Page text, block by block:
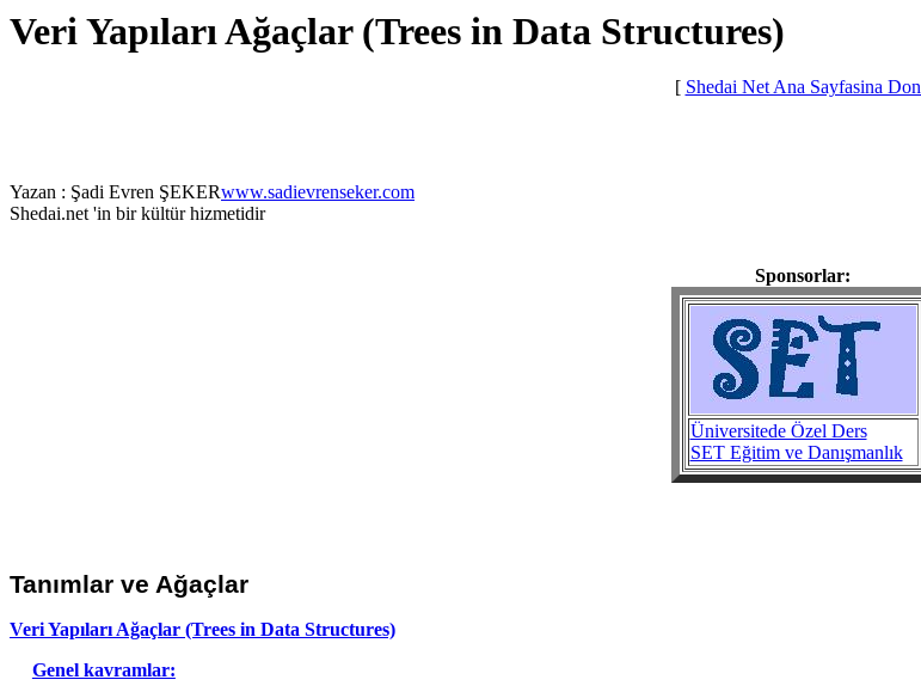
Veri Yapıları Ağaçlar (Trees in Data Structures)
[ Shedai Net Ana Sayfasina Don
Yazan : Şadi Evren ŞEKERwww.sadievrenseker.com
Shedai.net 'in bir kültür hizmetidir
Sponsorlar:
Üniversitede Özel Ders
SET Eğitim ve Danışmanlık
Tanımlar ve Ağaçlar
Veri Yapıları Ağaçlar (Trees in Data Structures)
Genel kavramlar: